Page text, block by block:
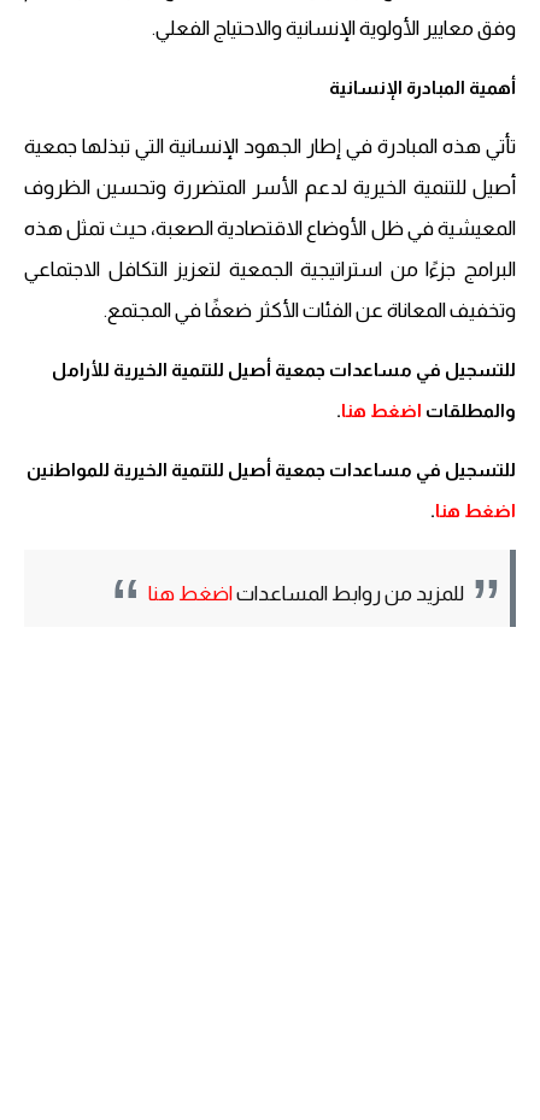
وفق معايير الأولوية الإنسانية والاحتياج الفعلي.
أهمية المبادرة الإنسانية
تأتي هذه المبادرة في إطار الجهود الإنسانية التي تبذلها جمعية
أصيل للتنمية الخيرية لدعم الأسر المتضررة وتحسين الظروف
المعيشية في ظل الأوضاع الاقتصادية الصعبة، حيث تمثل هذه
البرامج جزءًا من استراتيجية الجمعية لتعزيز التكافل الاجتماعي
وتخفيف المعاناة عن الفئات الأكثر ضعفًا في المجتمع.
للتسجيل في مساعدات جمعية أصيل للتنمية الخيرية للأرامل
والمطلقات اضغط هنا.
للتسجيل في مساعدات جمعية أصيل للتنمية الخيرية للمواطنين
اضغط هنا.
للمزيد من روابط المساعداتاضغط هنا